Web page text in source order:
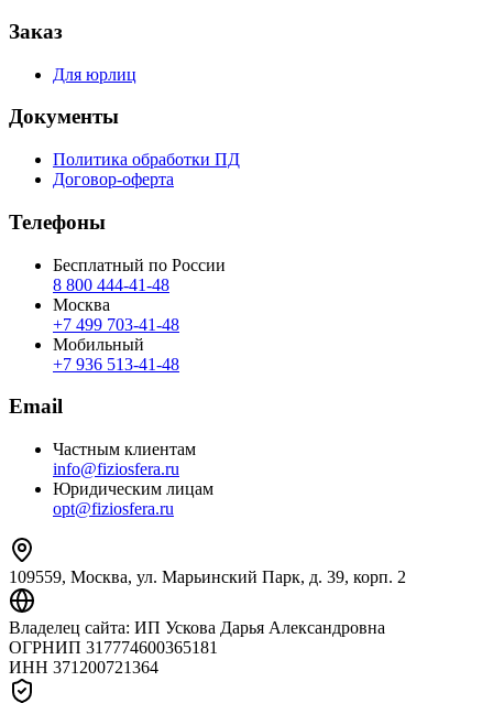
Заказ
Для юрлиц
Документы
Политика обработки ПД
Договор-оферта
Телефоны
Бесплатный по России
8 800 444‑41‑48
Москва
+7 499 703‑41‑48
Мобильный
+7 936 513‑41‑48
Email
Частным клиентам
info@fiziosfera.ru
Юридическим лицам
opt@fiziosfera.ru
109559, Москва, ул. Марьинский Парк, д. 39, корп. 2
Владелец сайта: ИП Ускова Дарья Александровна
ОГРНИП 317774600365181
ИНН 371200721364